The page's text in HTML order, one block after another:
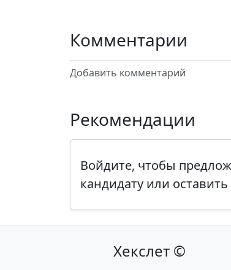
Комментарии
Добавить комментарий
Рекомендации
Войдите, чтобы
кандидату или
Хекслет ©